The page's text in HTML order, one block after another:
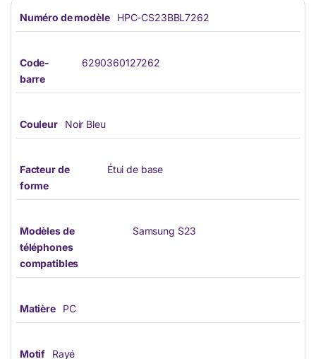
Numéro de modèle HPC-CS23BBL7262
Code-
barre
6290360127262
Couleur Noir Bleu
Facteur de
forme
Étui de base
Modèles de
téléphones
compatibles
Samsung S23
Matière PC
Motif Rayé